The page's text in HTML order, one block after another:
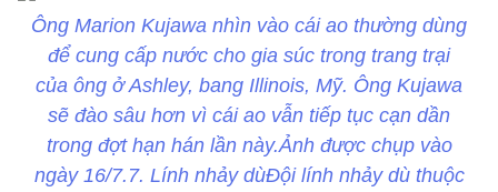
Ông Marion Kujawa nhìn vào cái ao thường dùng
để cung cấp nước cho gia súc trong trang trại
của ông ở Ashley, bang Illinois, Mỹ. Ông Kujawa
sẽ đào sâu hơn vì cái ao vẫn tiếp tục cạn dần
trong đợt hạn hán lần này.Ảnh được chụp vào
ngày 16/7.7. Lính nhảy dùĐội lính nhảy dù thuộc